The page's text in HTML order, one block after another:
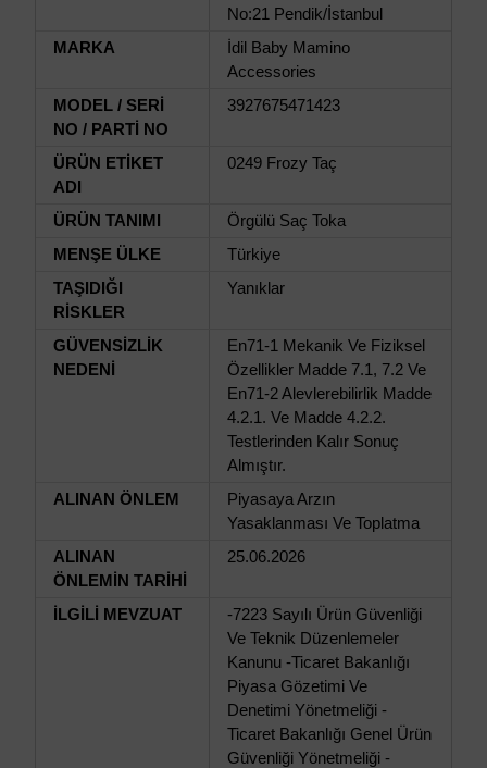
No:21 Pendik/İstanbul
MARKA
İdil Baby Mamino
Accessories
MODEL / SERİ
NO / PARTİ NO
3927675471423
ÜRÜN ETİKET
ADI
0249 Frozy Taç
ÜRÜN TANIMI
Örgülü Saç Toka
MENŞE ÜLKE
Türkiye
TAŞIDIĞI
RİSKLER
Yanıklar
GÜVENSİZLİK
NEDENİ
En71-1 Mekanik Ve Fiziksel
Özellikler Madde 7.1, 7.2 Ve
En71-2 Alevlerebilirlik Madde
4.2.1. Ve Madde 4.2.2.
Testlerinden Kalır Sonuç
Almıştır.
ALINAN ÖNLEM
Piyasaya Arzın
Yasaklanması Ve Toplatma
ALINAN
ÖNLEMİN TARİHİ
25.06.2026
İLGİLİ MEVZUAT
-7223 Sayılı Ürün Güvenliği
Ve Teknik Düzenlemeler
Kanunu -Ticaret Bakanlığı
Piyasa Gözetimi Ve
Denetimi Yönetmeliği -
Ticaret Bakanlığı Genel Ürün
Güvenliği Yönetmeliği -